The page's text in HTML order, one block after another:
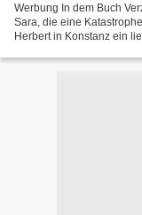
Werbung In dem Buch
Sara, die eine
Herbert in Konstanz ein